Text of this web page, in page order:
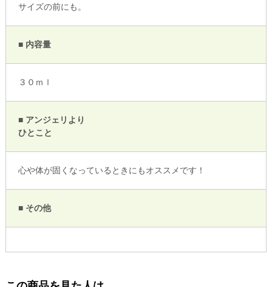
サイズの前にも。
■ 内容量
３０ｍｌ
■ アンジェリより
ひとこと
心や体が固くなっているときにもオススメです！
■ その他